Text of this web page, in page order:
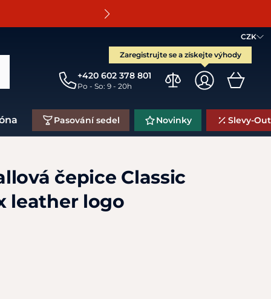
CZK
Zaregistrujte se a získejte výhody
+420 602 378 801
Po - So: 9 - 20h
Pasování sedel Novinky Slevy-
čepice Classic
leather logo